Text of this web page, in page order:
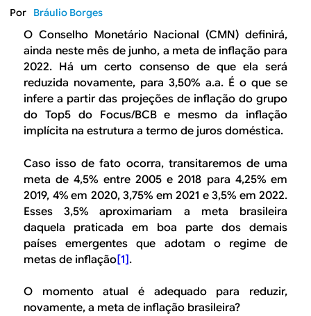
B
o
d
e
b
u
s
c
a
Bráulio Borges
O Conselho Monetário Nacional (CMN) definirá,
ainda neste mês de junho, a meta de inflação para
2022. Há um certo consenso de que ela será
reduzida novamente, para 3,50% a.a. É o que se
infere a partir das projeções de inflação do grupo
do Top5 do Focus/BCB e mesmo da inflação
implícita na estrutura a termo de juros doméstica.
Caso isso de fato ocorra, transitaremos de uma
meta de 4,5% entre 2005 e 2018 para 4,25% em
2019, 4% em 2020, 3,75% em 2021 e 3,5% em 2022.
Esses 3,5% aproximariam a meta brasileira
daquela praticada em boa parte dos demais
países emergentes que adotam o regime de
metas de inflação[1].
O momento atual é adequado para reduzir,
novamente, a meta de inflação brasileira?